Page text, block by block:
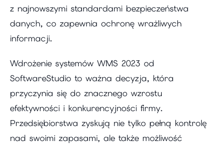
z najnowszymi standardami bezpieczeństwa
danych, co zapewnia ochronę wrażliwych
informacji.
Wdrożenie systemów WMS 2023 od
SoftwareStudio to ważna decyzja, która
przyczynia się do znacznego wzrostu
efektywności i konkurencyjności firmy.
Przedsiębiorstwa zyskują nie tylko pełną kontrolę
nad swoimi zapasami, ale także możliwość